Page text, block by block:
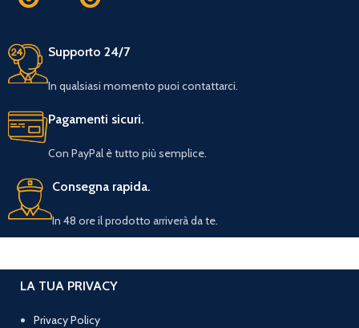
Supporto 24/7
In qualsiasi momento puoi contattarci.
Pagamenti sicuri.
Con PayPal è tutto più semplice.
Consegna rapida.
In 48 ore il prodotto arriverà da te.
LA TUA PRIVACY
Privacy Policy